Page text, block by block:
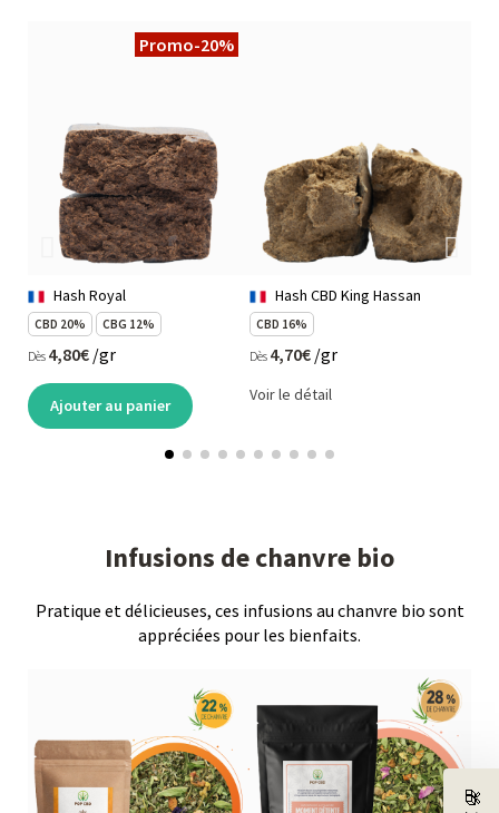
Promo-20%
Hash Royal
CBD 20% CBG 12%
Dès 4,80€ /gr
Ajouter au panier
Hash CBD King Hassan
CBD 16%
Dès 4,70€ /gr
Voir le détail
Infusions de chanvre bio
Pratique et délicieuses, ces infusions au chanvre bio sont
appréciées pour les bienfaits.